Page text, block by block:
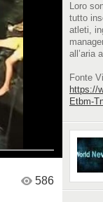
Loro
tutto
atleti,
all’aria
Fonte
https://
Etbm-
586